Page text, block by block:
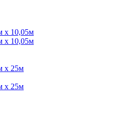
x 10,05м
х 10,05м
x 25м
x 25м